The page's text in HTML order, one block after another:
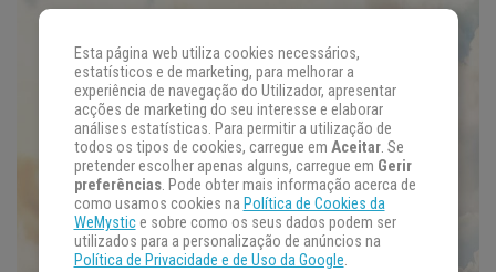
Esta página web utiliza cookies necessários,
estatísticos e de marketing, para melhorar a
experiência de navegação do Utilizador, apresentar
acções de marketing do seu interesse e elaborar
análises estatísticas. Para permitir a utilização de
todos os tipos de cookies, carregue em Aceitar. Se
pretender escolher apenas alguns, carregue em Gerir
preferências. Pode obter mais informação acerca de
como usamos cookies na Política de Cookies da
WeMystice sobre como os seus dados podem ser
utilizados para a personalização de anúncios na
Política de Privacidade e de Uso da Google.